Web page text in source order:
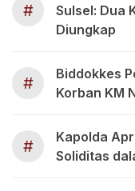
#
Sulsel: Dua
Diungkap
#
Biddokkes
Korban KM
#
Kapolda
Soliditas